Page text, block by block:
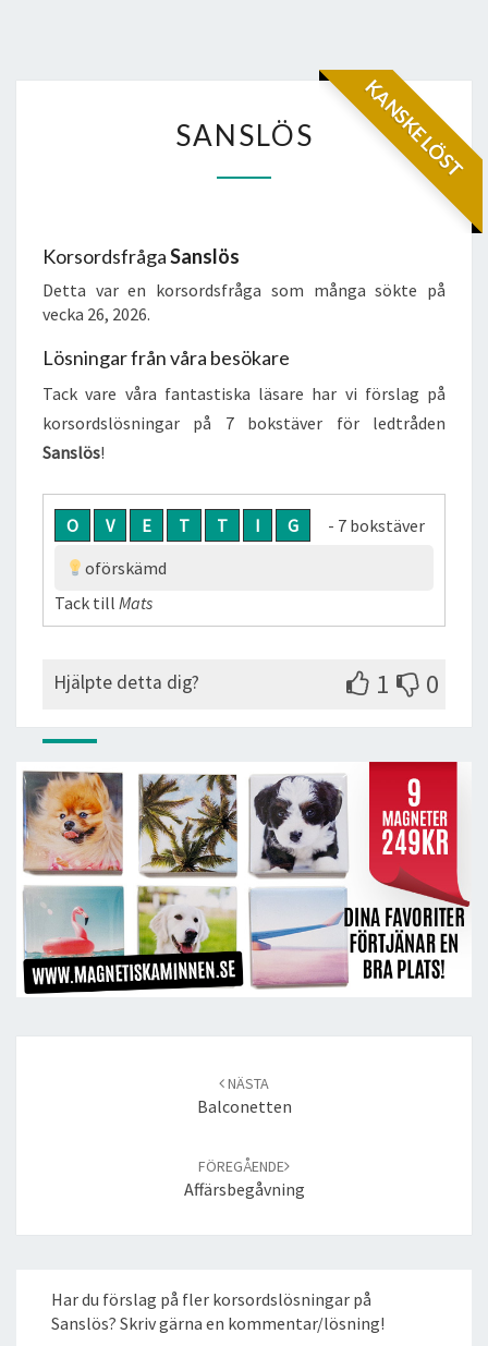
KANSKE LÖST
SANSLÖS
KorsordsfrågaSanslös
Detta var en korsordsfråga som många sökte på
vecka 26, 2026.
Lösningar från våra besökare
Tack vare våra fantastiska läsare har vi förslag på
korsordslösningar på 7 bokstäver för ledtråden
Sanslös!
O V E T T I G
- 7 bokstäver
oförskämd
Tack till Mats
Hjälpte detta dig? 1 0
NÄSTA
Balconetten
FÖREGÅENDE
Affärsbegåvning
Har du förslag på fler korsordslösningar på
Sanslös? Skriv gärna en kommentar/lösning!